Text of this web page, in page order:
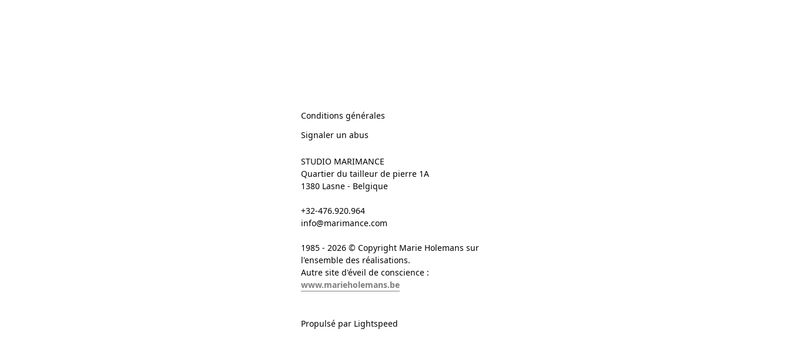
Conditions générales
Signaler un abus
STUDIO MARIMANCE
Quartier du tailleur de pierre 1A
1380 Lasne - Belgique
+32-476.920.964
info@marimance.com
1985 - 2026 © Copyright Marie Holemans sur
l'ensemble des réalisations.
Autre site d'éveil de conscience :
www.marieholemans.be
Propulsé par Lightspeed